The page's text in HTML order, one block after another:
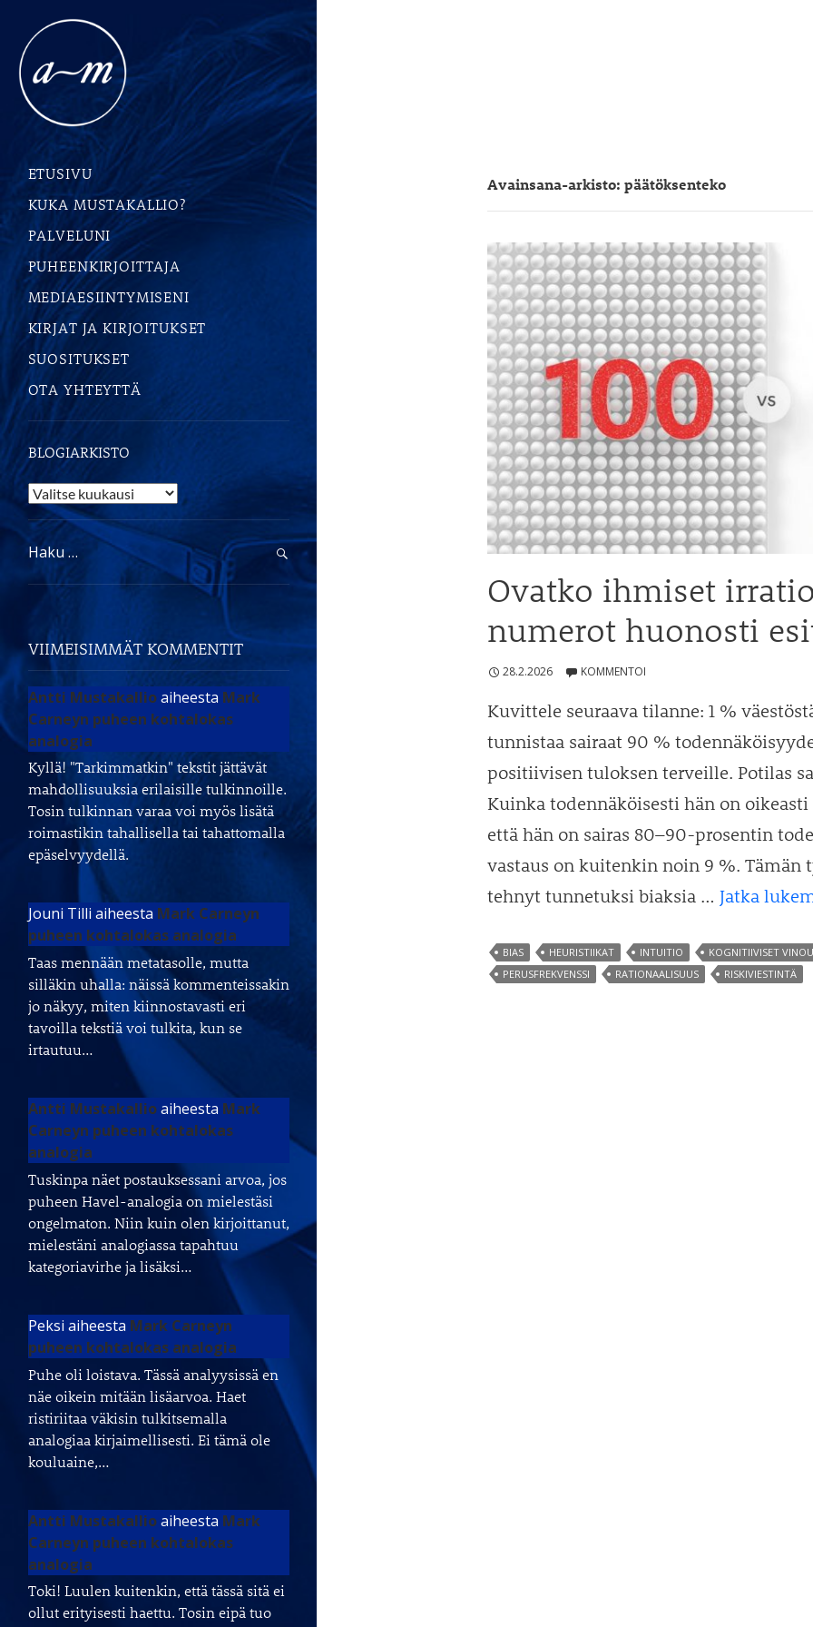
Avainsana-arkisto: päätöksenteko
Ovatko ihmiset
numerot huonosti
28.2.2026 KOMMENTOI
Kuvittele seuraava tilanne: 1 %
tunnistaa sairaat 90 %
positiivisen tuloksen terveille. Potilas
Kuinka todennäköisesti hän on oikeasti
että hän on sairas 80–90-prosentin
vastaus on kuitenkin noin 9 %. Tämän
tehnyt tunnetuksi biaksia … Jatka
BIAS HEURISTIIKAT INTUITIO KOGNITIIVISET
PERUSFREKVENSSI
RATIONAALISUUS RISKIVIESTINTÄ
ETUSIVU
KUKA MUSTAKALLIO?
PALVELUNI
PUHEENKIRJOITTAJA
MEDIAESIINTYMISENI
KIRJAT JA KIRJOITUKSET
SUOSITUKSET
OTA YHTEYTTÄ
BLOGIARKISTO
Blogiarkisto
Haku:
VIIMEISIMMÄT KOMMENTIT
Antti Mustakallioaiheesta Mark
Carneyn puheen kohtalokas
analogia
Kyllä! "Tarkimmatkin" tekstit jättävät
mahdollisuuksia erilaisille tulkinnoille.
Tosin tulkinnan varaa voi myös lisätä
roimastikin tahallisella tai tahattomalla
epäselvyydellä.
Jouni Tilli aiheesta Mark Carneyn
puheen kohtalokas analogia
Taas mennään metatasolle, mutta
silläkin uhalla: näissä kommenteissakin
jo näkyy, miten kiinnostavasti eri
tavoilla tekstiä voi tulkita, kun se
irtautuu…
Antti Mustakallioaiheesta Mark
Carneyn puheen kohtalokas
analogia
Tuskinpa näet postauksessani arvoa, jos
puheen Havel-analogia on mielestäsi
ongelmaton. Niin kuin olen kirjoittanut,
mielestäni analogiassa tapahtuu
kategoriavirhe ja lisäksi…
Peksi aiheesta Mark Carneyn
puheen kohtalokas analogia
Puhe oli loistava. Tässä analyysissä en
näe oikein mitään lisäarvoa. Haet
ristiriitaa väkisin tulkitsemalla
analogiaa kirjaimellisesti. Ei tämä ole
kouluaine,…
Antti Mustakallioaiheesta Mark
Carneyn puheen kohtalokas
analogia
Toki! Luulen kuitenkin, että tässä sitä ei
ollut erityisesti haettu. Tosin eipä tuo